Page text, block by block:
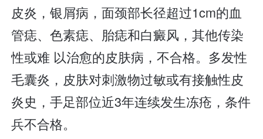
皮炎，银屑病，面颈部长径超过1cm的血
管痣、色素痣、胎痣和白癜风，其他传染
性或难 以治愈的皮肤病，不合格。多发性
毛囊炎，皮肤对刺激物过敏或有接触性皮
炎史，手足部位近3年连续发生冻疮，条件
兵不合格。